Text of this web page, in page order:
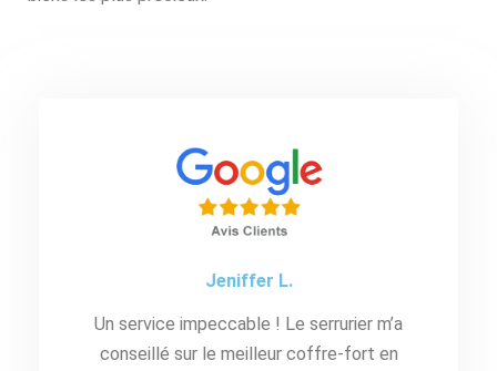
Jeniffer L.
Un service impeccable ! Le serrurier m’a
conseillé sur le meilleur coffre-fort en